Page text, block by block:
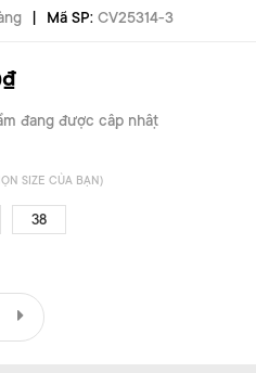
| Mã SP: CV25314-3
đang được cập nhật
SIZE CỦA BẠN)
38